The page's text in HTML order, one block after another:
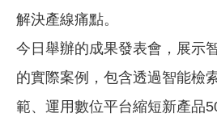
解決產線痛點。
今日舉辦的成果發表會，展示
的實際案例，包含透過智能檢
範、運用數位平台縮短新產品